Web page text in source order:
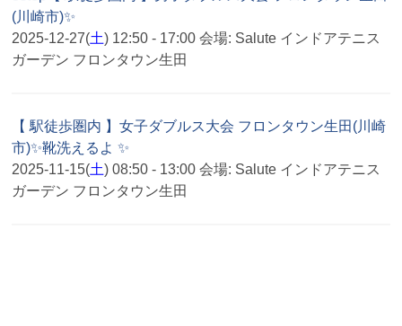
(川崎市)✨
2025-12-27(土) 12:50 - 17:00会場: Salute インドアテニス
ガーデン フロンタウン生田
【 駅徒歩圏内 】女子ダブルス大会 フロンタウン生田(川崎
市)✨靴洗えるよ ✨
2025-11-15(土) 08:50 - 13:00会場: Salute インドアテニス
ガーデン フロンタウン生田